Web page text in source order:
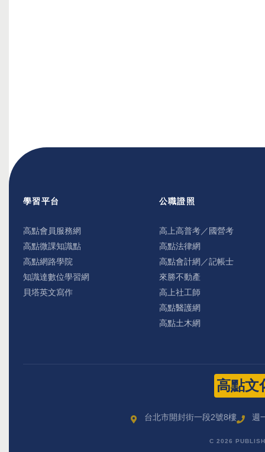
學習平台
高點會員服務網
高點微課知識點
高點網路學院
知識達數位學習網
貝塔英文寫作
公職證照
高上高普考／國營考
高點法律網
高點會計網／記帳士
來勝不動產
高上社工師
高點醫護網
高點土木網
高點文
台北市開封街一段2號8樓 週
C 2026